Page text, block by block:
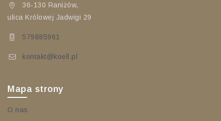
36-130 Raniżów,
ulica Królowej Jadwigi 29
579885961
kontakt@koell.pl
Mapa strony
O nas